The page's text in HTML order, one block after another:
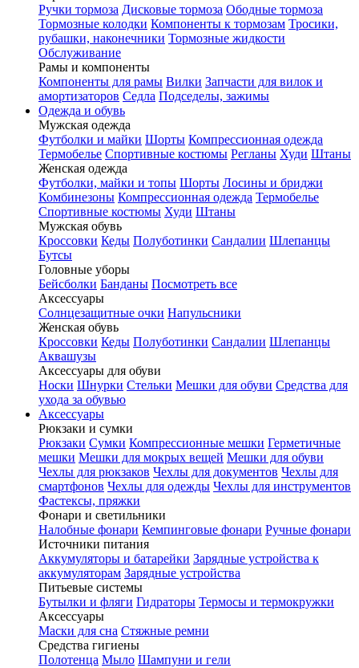
Ручки тормоза Дисковые тормоза Ободные тормоза
Тормозные колодки Компоненты к тормозам Тросики,
рубашки, наконечники Тормозные жидкости
Обслуживание
Рамы и компоненты
Компоненты для рамы Вилки Запчасти для вилок и
амортизаторов Седла Подседелы, зажимы
Одежда и обувь
Мужская одежда
Футболки и майки Шорты Компрессионная одежда
Термобелье Спортивные костюмы Регланы Худи Штаны
Женская одежда
Футболки, майки и топы Шорты Лосины и бриджи
Комбинезоны Компрессионная одежда Термобелье
Спортивные костюмы Худи Штаны
Мужская обувь
Кроссовки Кеды Полуботинки Сандалии Шлепанцы
Бутсы
Головные уборы
Бейсболки Банданы Посмотреть все
Аксессуары
Солнцезащитные очки Напульсники
Женская обувь
Кроссовки Кеды Полуботинки Сандалии Шлепанцы
Аквашузы
Аксессуары для обуви
Носки Шнурки Стельки Мешки для обуви Средства для
ухода за обувью
Аксессуары
Рюкзаки и сумки
Рюкзаки Сумки Компрессионные мешки Герметичные
мешки Мешки для мокрых вещей Мешки для обуви
Чехлы для рюкзаков Чехлы для документов Чехлы для
смартфонов Чехлы для одежды Чехлы для инструментов
Фастексы, пряжки
Фонари и светильники
Налобные фонари Кемпинговые фонари Ручные фонари
Источники питания
Аккумуляторы и батарейки Зарядные устройства к
аккумуляторам Зарядные устройства
Питьевые системы
Бутылки и фляги Гидраторы Термосы и термокружки
Аксессуары
Маски для сна Стяжные ремни
Средства гигиены
Полотенца Мыло Шампуни и гели